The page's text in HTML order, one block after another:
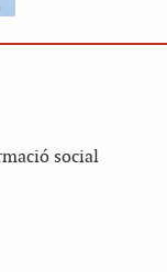
social